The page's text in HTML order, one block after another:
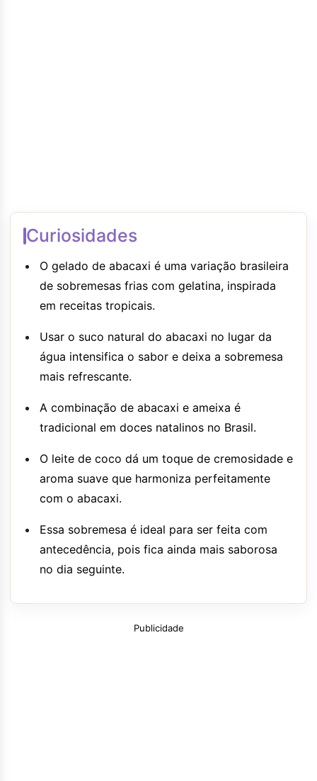
Curiosidades
O gelado de abacaxi é uma variação brasileira
de sobremesas frias com gelatina, inspirada
em receitas tropicais.
Usar o suco natural do abacaxi no lugar da
água intensifica o sabor e deixa a sobremesa
mais refrescante.
A combinação de abacaxi e ameixa é
tradicional em doces natalinos no Brasil.
O leite de coco dá um toque de cremosidade e
aroma suave que harmoniza perfeitamente
com o abacaxi.
Essa sobremesa é ideal para ser feita com
antecedência, pois fica ainda mais saborosa
no dia seguinte.
Publicidade